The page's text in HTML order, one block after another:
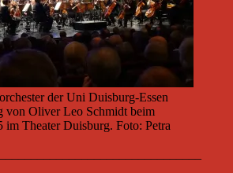
der Uni Duisburg-Essen
von Oliver Leo Schmidt beim
im Theater Duisburg. Foto: Petra